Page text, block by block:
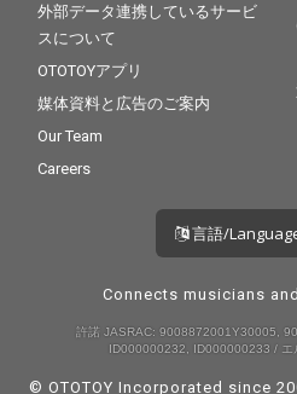
外部データ連携しているサービ
スについて
OTOTOYアプリ
媒体資料と広告のご案内
Our Team
Careers
言語/
Connects musicians
許諾 JASRAC: 9008872001Y30005,
ID000000232, ID000000233 / エ
© OTOTOY Incorporated since